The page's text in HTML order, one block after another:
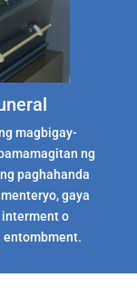
magbigay-
ng
paghahanda
gaya
interment o
entombment.